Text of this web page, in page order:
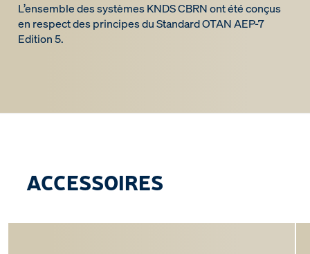
L’ensemble des systèmes KNDS CBRN ont été conçus
en respect des principes du Standard OTAN AEP-7
Edition 5.
ACCESSOIRES